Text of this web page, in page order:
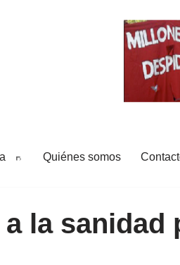
Quiénes somos
la